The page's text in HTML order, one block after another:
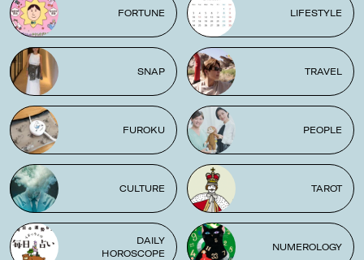
FORTUNE LIFESTYLE
SNAP TRAVEL
FUROKU PEOPLE
CULTURE TAROT
DAILY
HOROSCOPE
NUMEROLOGY